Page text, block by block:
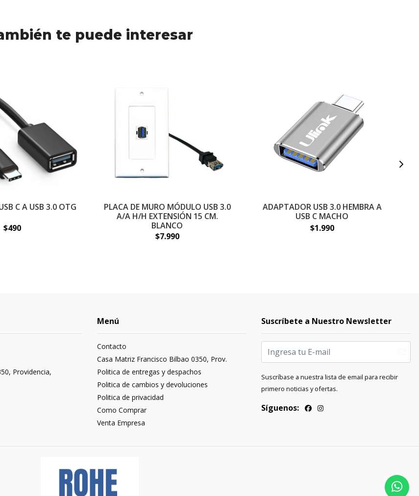
te puede interesar
C A USB 3.0 OTG
$490
PLACA DE MURO MÓDULO USB 3.0
A/A H/H EXTENSIÓN 15 CM.
BLANCO
$7.990
ADAPTADOR USB 3.0 HEMBRA A
USB C MACHO
$1.990
Providencia,
Menú
Contacto
Casa Matriz Francisco Bilbao 0350, Prov.
Politica de entregas y despachos
Politica de cambios y devoluciones
Politica de privacidad
Como Comprar
Venta Empresa
Suscríbete a Nuestro Newsletter
Suscríbase a nuestra lista de email para recibir
primero noticias y ofertas.
Síguenos: